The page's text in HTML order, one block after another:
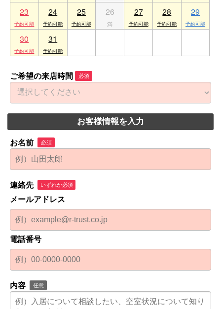
23 24 25 26 27 28 29
30 31
ご希望の来店時間 必須
お客様情報を入力
お名前 必須
連絡先 いずれか必須
メールアドレス
電話番号
内容 任意